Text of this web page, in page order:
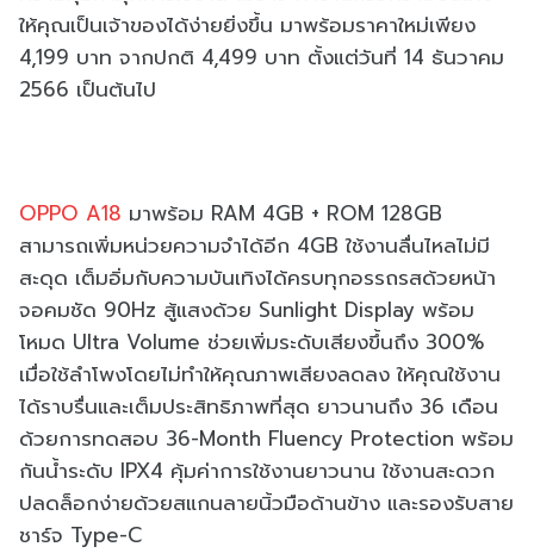
ให้คุณเป็นเจ้าของได้ง่ายยิ่งขึ้น มาพร้อมราคาใหม่เพียง
4,199 บาท จากปกติ 4,499 บาท ตั้งแต่วันที่ 14 ธันวาคม
2566 เป็นต้นไป
OPPO A18 มาพร้อม RAM 4GB + ROM 128GB
สามารถเพิ่มหน่วยความจำได้อีก 4GB ใช้งานลื่นไหลไม่มี
สะดุด เต็มอิ่มกับความบันเทิงได้ครบทุกอรรถรสด้วยหน้า
จอคมชัด 90Hz สู้แสงด้วย Sunlight Display พร้อม
โหมด Ultra Volume ช่วยเพิ่มระดับเสียงขึ้นถึง 300%
เมื่อใช้ลำโพงโดยไม่ทำให้คุณภาพเสียงลดลง ให้คุณใช้งาน
ได้ราบรื่นและเต็มประสิทธิภาพที่สุด ยาวนานถึง 36 เดือน
ด้วยการทดสอบ 36-Month Fluency Protection พร้อม
กันน้ำระดับ IPX4 คุ้มค่าการใช้งานยาวนาน ใช้งานสะดวก
ปลดล็อกง่ายด้วยสแกนลายนิ้วมือด้านข้าง และรองรับสาย
ชาร์จ Type-C